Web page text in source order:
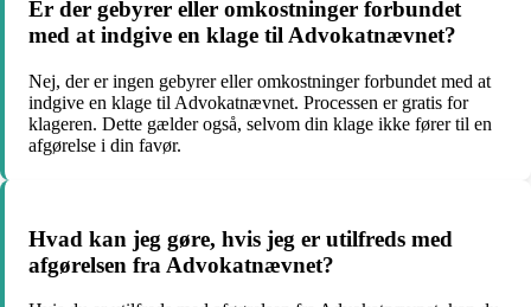
Er der gebyrer eller omkostninger forbundet
med at indgive en klage til Advokatnævnet?
Nej, der er ingen gebyrer eller omkostninger forbundet med at
indgive en klage til Advokatnævnet. Processen er gratis for
klageren. Dette gælder også, selvom din klage ikke fører til en
afgørelse i din favør.
Hvad kan jeg gøre, hvis jeg er utilfreds med
afgørelsen fra Advokatnævnet?